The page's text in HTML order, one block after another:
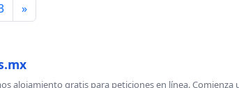
»
alojamiento gratis para peticiones en línea. Comienza